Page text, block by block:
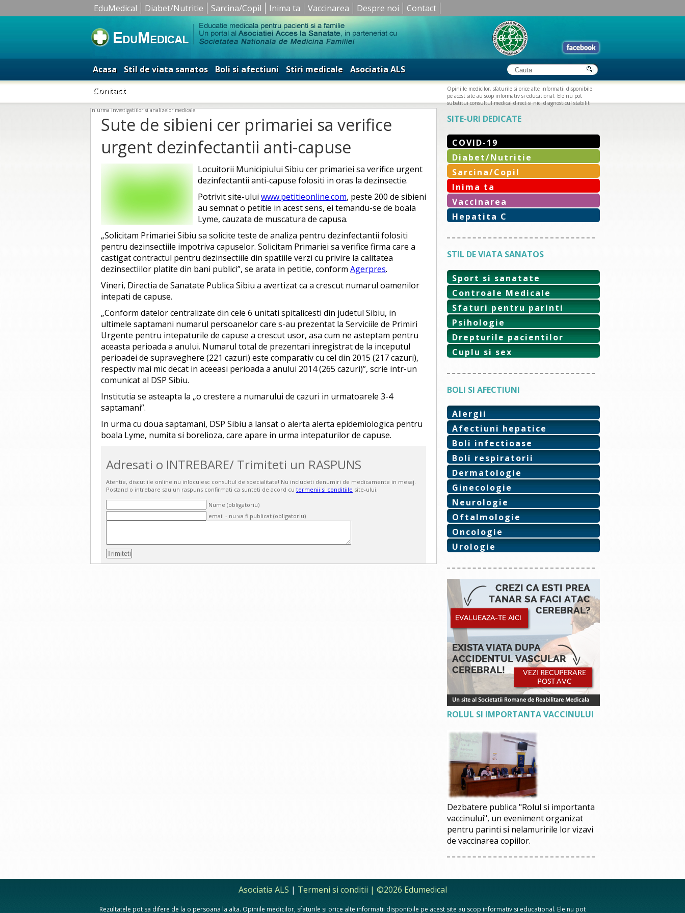
EduMedical Diabet/Nutritie Sarcina/Copil Inima ta Vaccinarea Despre noi Contact
Acasa Stil de viata sanatos Boli si afectiuni Stiri medicale
Asociatia ALS
Contact
Opiniile medicilor, sfaturile si orice alte informatii disponibile
pe acest site au scop informativ si educational. Ele nu pot
substitui consultul medical direct si nici diagnosticul stabilit
in urma investigatiilor si analizelor medicale.
Sute de sibieni cer primariei sa verifice
urgent dezinfectantii anti-capuse
Locuitorii Municipiului Sibiu cer primariei sa verifice urgent
dezinfectantii anti-capuse folositi in oras la dezinsectie.
Potrivit site-ului www.petitieonline.com, peste 200 de sibieni
au semnat o petitie in acest sens, ei temandu-se de boala
Lyme, cauzata de muscatura de capusa.
„Solicitam Primariei Sibiu sa solicite teste de analiza pentru dezinfectantii folositi
pentru dezinsectiile impotriva capuselor. Solicitam Primariei sa verifice firma care a
castigat contractul pentru dezinsectiile din spatiile verzi cu privire la calitatea
dezinsectiilor platite din bani publici”, se arata in petitie, conform Agerpres.
Vineri, Directia de Sanatate Publica Sibiu a avertizat ca a crescut numarul oamenilor
intepati de capuse.
„Conform datelor centralizate din cele 6 unitati spitalicesti din judetul Sibiu, in
ultimele saptamani numarul persoanelor care s-au prezentat la Serviciile de Primiri
Urgente pentru intepaturile de capuse a crescut usor, asa cum ne asteptam pentru
aceasta perioada a anului. Numarul total de prezentari inregistrat de la inceputul
perioadei de supraveghere (221 cazuri) este comparativ cu cel din 2015 (217 cazuri),
respectiv mai mic decat in aceeasi perioada a anului 2014 (265 cazuri)”, scrie intr-un
comunicat al DSP Sibiu.
Institutia se asteapta la „o crestere a numarului de cazuri in urmatoarele 3-4
saptamani”.
In urma cu doua saptamani, DSP Sibiu a lansat o alerta alerta epidemiologica pentru
boala Lyme, numita si borelioza, care apare in urma intepaturilor de capuse.
Adresati o INTREBARE/ Trimiteti un RASPUNS
Atentie, discutiile online nu inlocuiesc consultul de specialitate! Nu includeti denumiri de medicamente in mesaj.
Postand o intrebare sau un raspuns confirmati ca sunteti de acord cu termenii si conditiile site-ului.
Nume (obligatoriu)
email - nu va fi publicat (obligatoriu)
SITE-URI DEDICATE
COVID-19
Diabet/Nutritie
Sarcina/Copil
Inima ta
Vaccinarea
Hepatita C
STIL DE VIATA SANATOS
Sport si sanatate
Controale Medicale
Sfaturi pentru parinti
Psihologie
Drepturile pacientilor
Cuplu si sex
BOLI SI AFECTIUNI
Alergii
Afectiuni hepatice
Boli infectioase
Boli respiratorii
Dermatologie
Ginecologie
Neurologie
Oftalmologie
Oncologie
Urologie
ROLUL SI IMPORTANTA VACCINULUI
Dezbatere publica "Rolul si importanta
vaccinului", un eveniment organizat
pentru parinti si nelamuririle lor vizavi
de vaccinarea copiilor.
Asociatia ALS | Termeni si conditii | ©2026 Edumedical
Rezultatele pot sa difere de la o persoana la alta. Opiniile medicilor, sfaturile si orice alte informatii disponibile pe acest site au scop informativ si educational. Ele nu pot